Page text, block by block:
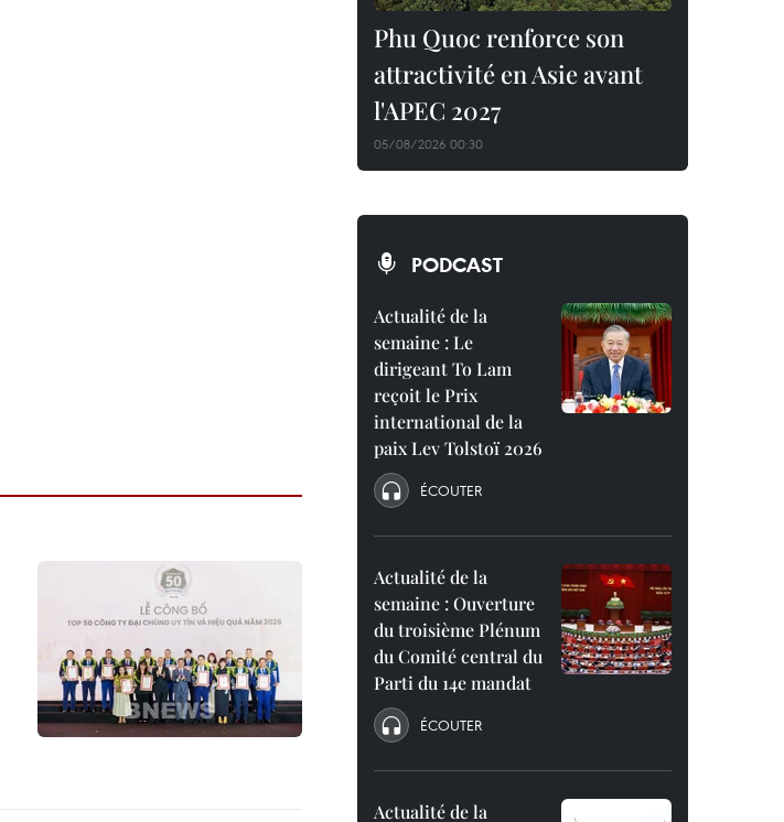
Phu Quoc renforce son
attractivité en Asie avant
l'APEC 2027
05/08/2026 00:30
PODCAST
Actualité de la
semaine : Le
dirigeant To Lam
reçoit le Prix
international de la
paix Lev Tolstoï 2026
ÉCOUTER
Actualité de la
semaine : Ouverture
du troisième Plénum
du Comité central du
Parti du 14e mandat
ÉCOUTER
Actualité de la